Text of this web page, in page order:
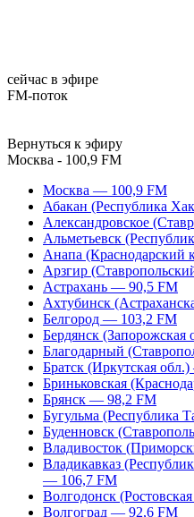
сейчас в эфире
FM-поток
Вернуться к эфиру
Москва - 100,9 FM
Москва — 100,9 FM
Абакан (Республика
Александровское
Альметьевск
Анапа (Краснодарский
Арзгир
Астрахань — 90,5 FM
Ахтубинск
Белгород — 103,2 FM
Бердянск
Благодарный
Братск (Иркутская
Бриньковская
Брянск — 98,2 FM
Бугульма (Республика
Буденновск
Владивосток
Владикавказ
— 106,7 FM
Волгодонск
Волгоград — 92,6 FM